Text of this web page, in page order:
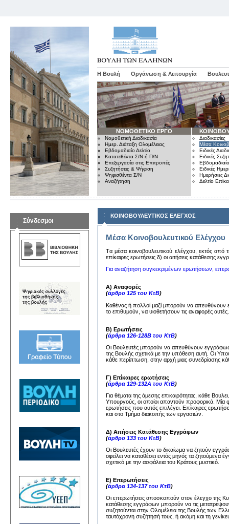
Η Βουλή Οργάνωση & Λειτουργία
ΝΟΜΟΘΕΤΙΚΟ ΕΡΓΟ
Νομοθετική Διαδικασία
Ημερ. Διάταξη Ολομέλειας
Εβδομαδιαίο Δελτίο
Κατατεθέντα Σ/Ν ή Π/Ν
Επεξεργασία στις Επιτροπές
Συζητήσεις & Ψήφιση
Ψηφισθέντα Σ/Ν
Αναζήτηση
Διαδικασίες
Μέσα
Ειδικές
Ειδικές
Εβδομαδιαίο
Ειδικές
Ημερήσιες
Δελτίο
Σύνδεσμοι
ΚΟΙΝΟΒΟΥΛΕΥΤΙΚΟΣ ΕΛΕΓΧΟΣ
Μέσα Κοινοβουλευτικού Ελέγχου
Tα μέσα κoινoβoυλευτικoύ ελέγχoυ, εκτός από
επίκαιρες ερωτήσεις δ) oι αιτήσεις κατάθεσης
Για αναζήτηση συγκεκριμένων ερωτήσεων,
Α) Αναφορές
(άρθρο 125 του ΚτΒ)
Καθένας ή πολλοί μαζί μπορούν να
το επιθυμούν, να υιοθετήσουν τις αναφορές
Β) Ερωτήσεις
(άρθρα 126-128Β του ΚτΒ)
Οι Βουλευτές μπορούν να απευθύνουν
της Βουλής σχετικά με την υπόθεση αυτή. Οι
κάθε περίπτωση, στην αρχή μιας συνεδρίασης
Γ) Επίκαιρες ερωτήσεις
(άρθρα 129-132Α του ΚτΒ)
Για θέματα της άμεσης επικαιρότητας, κάθε
Υπουργούς, οι οποίοι απαντούν προφορικά. Μία
ερωτήσεις που αυτός επιλέγει. Επίκαιρες
και στο Τμήμα διακοπής των εργασιών.
Δ) Αιτήσεις Κατάθεσης Εγγράφων
(άρθρο 133 του ΚτΒ)
Οι Βουλευτές έχουν το δικαίωμα να ζητούν
οφείλει να καταθέσει εντός μηνός τα
σχετικό με την ασφάλεια του Κράτους μυστικό.
Ε) Επερωτήσεις
(άρθρα 134-137 του ΚτΒ)
Οι επερωτήσεις αποσκοπούν στον έλεγχο της
κατάθεσης εγγράφων μπορούν να τις
συζητούνται στην Ολομέλεια της Βουλής των
ταυτόχρονη συζήτησή τους, ή ακόμη και τη